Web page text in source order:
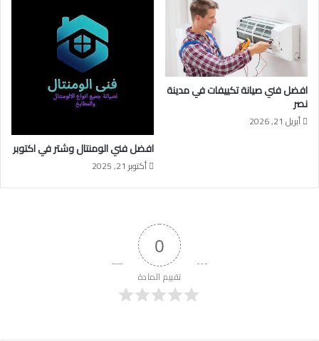
افضل فني صيانة تكييفات في مدينة
نصر
أبريل 21, 2026
افضل فني الومنتال وشتر في اكتوبر
أكتوبر 21, 2025
0
تقييم المادة